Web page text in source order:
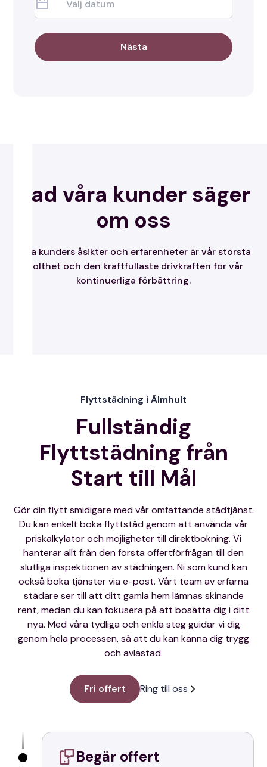
Nästa
Vad våra kunder säger
om oss
Våra kunders åsikter och erfarenheter är vår största
stolthet och den kraftfullaste drivkraften för vår
kontinuerliga förbättring.
Flyttstädning i Älmhult
Fullständig
Flyttstädning från
Start till Mål
Gör din flytt smidigare med vår omfattande städtjänst.
Du kan enkelt boka flyttstäd genom att använda vår
priskalkylator och möjligheter till direktbokning. Vi
hanterar allt från den första offertförfrågan till den
slutliga inspektionen av städningen. Ni som kund kan
också boka tjänster via e-post. Vårt team av erfarna
städare ser till att ditt gamla hem lämnas skinande
rent, medan du kan fokusera på att bosätta dig i ditt
nya. Med våra tydliga och enkla steg guidar vi dig
genom hela processen, så att du kan känna dig trygg
och avlastad.
Fri offert Ring till oss
Begär offert